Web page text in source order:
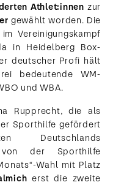
Athlet:innen zur
gewählt worden. Die
Vereinigungskampf
in Heidelberg Box-
deutscher Profi hält
bedeutende WM-
und WBA.
Rupprecht, die als
Sporthilfe gefördert
Deutschlands
der Sporthilfe
Wahl mit Platz
erst die zweite